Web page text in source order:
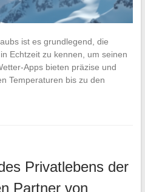
ist es grundlegend, die
Echtzeit zu kennen, um seinen
Apps bieten präzise und
Temperaturen bis zu den
Privatlebens der
Partner von